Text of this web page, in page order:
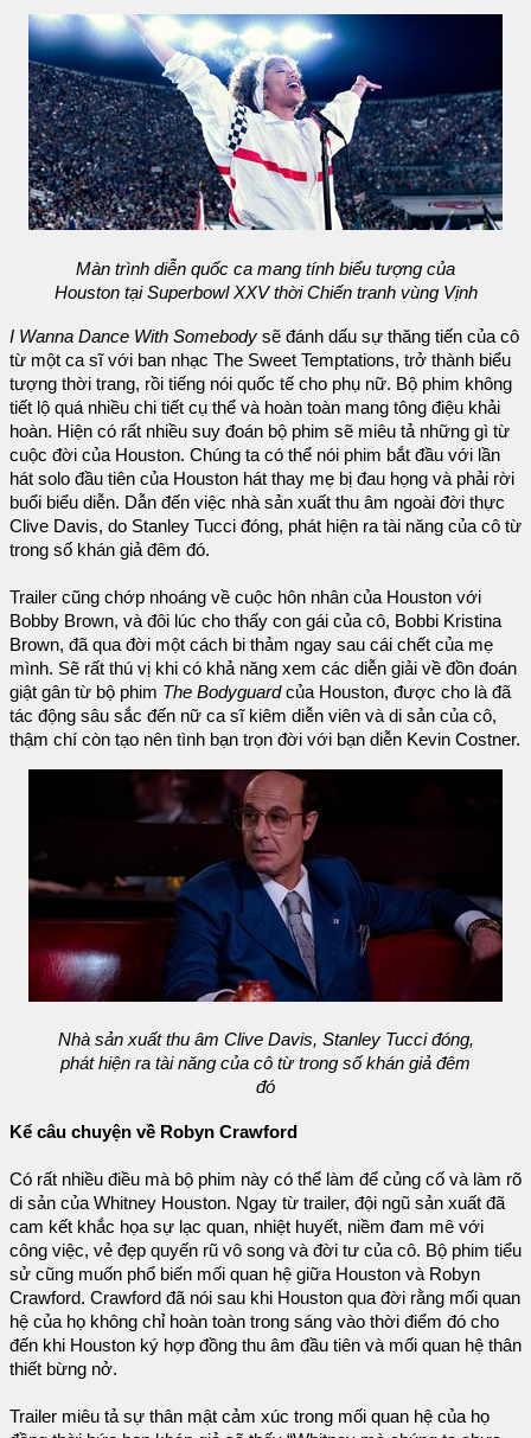
Màn trình diễn quốc ca mang tính biểu tượng của
Houston tại Superbowl XXV thời Chiến tranh vùng Vịnh
I Wanna Dance With Somebody sẽ đánh dấu sự thăng tiến của cô
từ một ca sĩ với ban nhạc The Sweet Temptations, trở thành biểu
tượng thời trang, rồi tiếng nói quốc tế cho phụ nữ. Bộ phim không
tiết lộ quá nhiều chi tiết cụ thể và hoàn toàn mang tông điệu khải
hoàn. Hiện có rất nhiều suy đoán bộ phim sẽ miêu tả những gì từ
cuộc đời của Houston. Chúng ta có thể nói phim bắt đầu với lần
hát solo đầu tiên của Houston hát thay mẹ bị đau họng và phải rời
buổi biểu diễn. Dẫn đến việc nhà sản xuất thu âm ngoài đời thực
Clive Davis, do Stanley Tucci đóng, phát hiện ra tài năng của cô từ
trong số khán giả đêm đó.
Trailer cũng chớp nhoáng về cuộc hôn nhân của Houston với
Bobby Brown, và đôi lúc cho thấy con gái của cô, Bobbi Kristina
Brown, đã qua đời một cách bi thảm ngay sau cái chết của mẹ
mình. Sẽ rất thú vị khi có khả năng xem các diễn giải về đồn đoán
giật gân từ bộ phim The Bodyguardcủa Houston, được cho là đã
tác động sâu sắc đến nữ ca sĩ kiêm diễn viên và di sản của cô,
thậm chí còn tạo nên tình bạn trọn đời với bạn diễn Kevin Costner.
Nhà sản xuất thu âm Clive Davis, Stanley Tucci đóng,
phát hiện ra tài năng của cô từ trong số khán giả đêm
đó
Kể câu chuyện về Robyn Crawford
Có rất nhiều điều mà bộ phim này có thể làm để củng cố và làm rõ
di sản của Whitney Houston. Ngay từ trailer, đội ngũ sản xuất đã
cam kết khắc họa sự lạc quan, nhiệt huyết, niềm đam mê với
công việc, vẻ đẹp quyến rũ vô song và đời tư của cô. Bộ phim tiểu
sử cũng muốn phổ biến mối quan hệ giữa Houston và Robyn
Crawford. Crawford đã nói sau khi Houston qua đời rằng mối quan
hệ của họ không chỉ hoàn toàn trong sáng vào thời điểm đó cho
đến khi Houston ký hợp đồng thu âm đầu tiên và mối quan hệ thân
thiết bừng nở.
Trailer miêu tả sự thân mật cảm xúc trong mối quan hệ của họ